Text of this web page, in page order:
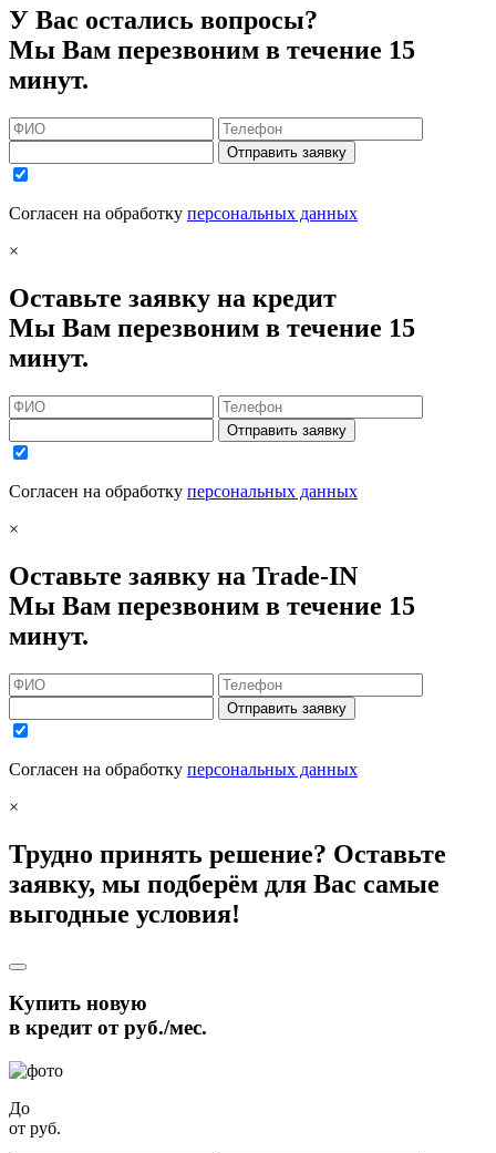
У Вас остались вопросы?
Мы Вам перезвоним в течение 15
минут.
Отправить заявку
Согласен на обработку персональных данных
×
Оставьте заявку на кредит
Мы Вам перезвоним в течение 15
минут.
Отправить заявку
Согласен на обработку персональных данных
×
Оставьте заявку на Trade-IN
Мы Вам перезвоним в течение 15
минут.
Отправить заявку
Согласен на обработку персональных данных
×
Трудно принять решение? Оставьте
заявку, мы подберём для Вас самые
выгодные условия!
Купить новую
в кредит отруб./мес.
До
от руб.